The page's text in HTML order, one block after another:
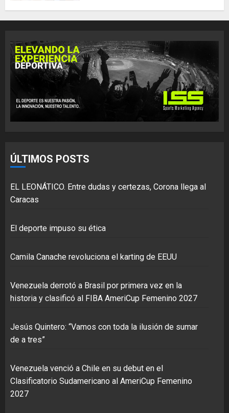
ÚLTIMOS POSTS
EL LEONÁTICO. Entre dudas y certezas, Corona llega al
Caracas
El deporte impuso su ética
Camila Canache revoluciona el karting de EEUU
Venezuela derrotó a Brasil por primera vez en la
historia y clasificó al FIBA AmeriCup Femenino 2027
Jesús Quintero: “Vamos con toda la ilusión de sumar
de a tres”
Venezuela venció a Chile en su debut en el
Clasificatorio Sudamericano al AmeriCup Femenino
2027